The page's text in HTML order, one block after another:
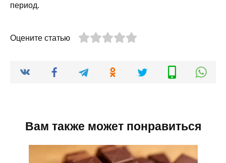
период.
Оцените статью
Вам также может понравиться